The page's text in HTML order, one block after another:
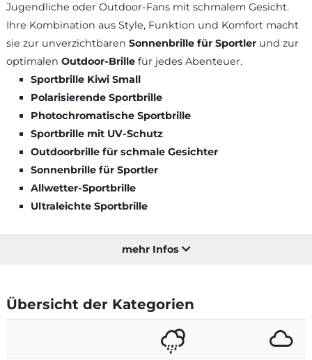
Jugendliche oder Outdoor-Fans mit schmalem Gesicht.
Ihre Kombination aus Style, Funktion und Komfort macht
sie zur unverzichtbarenSonnenbrille für Sportler und zur
optimalenOutdoor-Brille für jedes Abenteuer.
Sportbrille Kiwi Small
Polarisierende Sportbrille
Photochromatische Sportbrille
Sportbrille mit UV-Schutz
Outdoorbrille für schmale Gesichter
Sonnenbrille für Sportler
Allwetter-Sportbrille
Ultraleichte Sportbrille
mehr Infos
Übersicht der Kategorien